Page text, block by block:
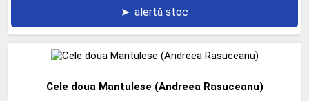
➤ alertă stoc
Cele doua Mantulese (Andreea Rasuceanu)